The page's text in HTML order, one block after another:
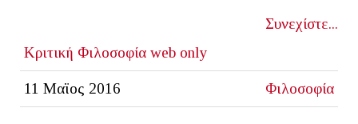
Συνεχίστε...
Κριτική Φιλοσοφία web only
11 Μαϊος 2016 Φιλοσοφία